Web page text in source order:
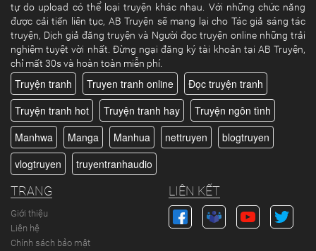
tự do upload có thể loại truyện khác nhau. Với những chức năng
được cải tiến liên tục, AB Truyện sẽ mang lại cho Tác giả sáng tác
truyện, Dịch giả đăng truyện và Người đọc truyện online những trải
nghiệm tuyệt vời nhất. Đừng ngại đăng ký tài khoản tại AB Truyện,
chỉ mất 30s và hoàn toàn miễn phí.
Truyện tranh Truyen tranh online
Đọc truyện tranh
Truyện tranh hot
Truyện tranh hay
Truyện ngôn tình
Manhwa
Manga Manhua nettruyen
blogtruyen
vlogtruyen
truyentranhaudio
TRANG
Giới thiệu
Liên hệ
Chính sách bảo mật
LIÊN KẾT